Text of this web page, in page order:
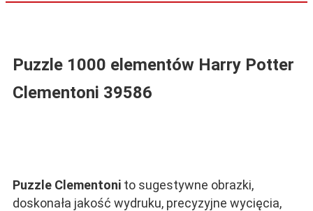
Puzzle 1000 elementów Harry Potter
Clementoni 39586
Puzzle Clementoni to sugestywne obrazki,
doskonała jakość wydruku, precyzyjne wycięcia,